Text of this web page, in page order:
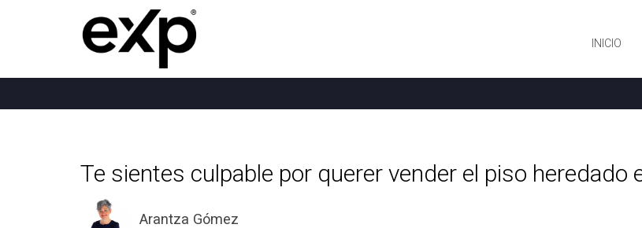
INICIO
Te sientes culpable por querer vender el piso heredado
Arantza Gómez